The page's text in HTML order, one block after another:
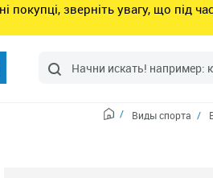
покупці, зверніть увагу, що під
Виды спорта